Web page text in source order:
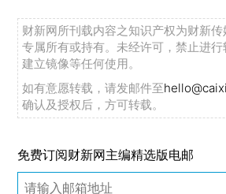
财新网所刊载内容之知识产权为财新
专属所有或持有。未经许可，禁止进
建立镜像等任何使用。
如有意愿转载，请发邮件至
确认及授权后，方可转载。
免费订阅财新网主编精选版电邮